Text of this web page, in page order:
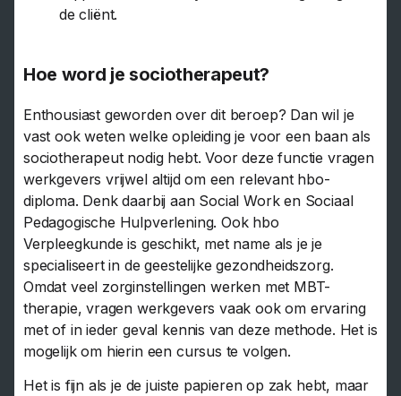
de cliënt.
Hoe word je sociotherapeut?
Enthousiast geworden over dit beroep? Dan wil je
vast ook weten welke opleiding je voor een baan als
sociotherapeut nodig hebt. Voor deze functie vragen
werkgevers vrijwel altijd om een relevant hbo-
diploma. Denk daarbij aan Social Work en Sociaal
Pedagogische Hulpverlening. Ook hbo
Verpleegkunde is geschikt, met name als je je
specialiseert in de geestelijke gezondheidszorg.
Omdat veel zorginstellingen werken met MBT-
therapie, vragen werkgevers vaak ook om ervaring
met of in ieder geval kennis van deze methode. Het is
mogelijk om hierin een cursus te volgen.
Het is fijn als je de juiste papieren op zak hebt, maar